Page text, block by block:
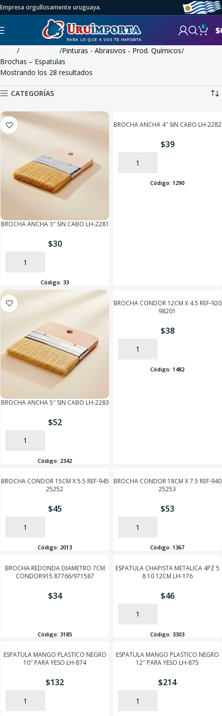
Empresa orgullosamente uruguaya.
0 $
Pinturas - Abrasivos - Prod. Químicos
Brochas – Espatulas
Mostrando los 28 resultados
CATEGORÍAS
BROCHA ANCHA 3″ SIN CABO LH-2281
$30
AÑADIR
Código: 33
BROCHA ANCHA 4″ SIN CABO LH-2282
$39
AÑADIR
Código: 1290
BROCHA ANCHA 5″ SIN CABO LH-2283
$52
AÑADIR
Código: 2342
BROCHA CONDOR 12CM X 4.5 REF-920
98201
$38
AÑADIR
Código: 1482
BROCHA CONDOR 15CM X 5.5 REF-945
25252
$45
AÑADIR
Código: 2013
BROCHA CONDOR 18CM X 7.5 REF-940
25253
$53
AÑADIR
Código: 1367
BROCHA REDONDA DIAMETRO 7CM
CONDOR915 87766/971587
$34
Código: 3185
ESPATULA CHAPISTA METALICA 4PZ 5
8 10 12CM LH-176
$46
AÑADIR
Código: 3303
ESPATULA MANGO PLASTICO NEGRO
10″ PARA YESO LH-874
$132
AÑADIR
ESPATULA MANGO PLASTICO NEGRO
12″ PARA YESO LH-875
$214
AÑADIR